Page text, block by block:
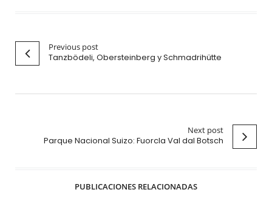
Previous post
Tanzbödeli, Obersteinberg y Schmadrihütte
Next post
Parque Nacional Suizo: Fuorcla Val dal Botsch
PUBLICACIONES RELACIONADAS